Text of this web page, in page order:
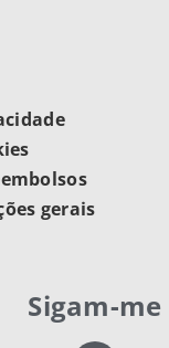
gerais
Sigam-me